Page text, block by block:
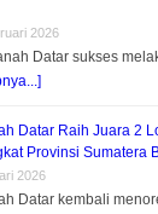
2026
Datar sukses
Datar Raih Juara 2
Provinsi Sumatera
2026
Datar kembali